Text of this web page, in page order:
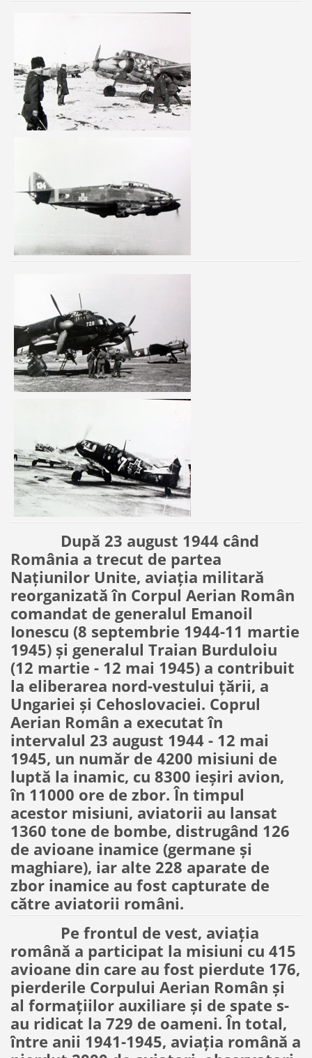
După 23 august 1944 când
România a trecut de partea
Naţiunilor Unite, aviaţia militară
reorganizată în Corpul Aerian Român
comandat de generalul Emanoil
Ionescu (8 septembrie 1944-11 martie
1945) şi generalul Traian Burduloiu
(12 martie - 12 mai 1945) a contribuit
la eliberarea nord-vestului ţării, a
Ungariei şi Cehoslovaciei. Coprul
Aerian Român a executat în
intervalul 23 august 1944 - 12 mai
1945, un număr de 4200 misiuni de
luptă la inamic, cu 8300 ieşiri avion,
în 11000 ore de zbor. În timpul
acestor misiuni, aviatorii au lansat
1360 tone de bombe, distrugând 126
de avioane inamice (germane şi
maghiare), iar alte 228 aparate de
zbor inamice au fost capturate de
către aviatorii români.
Pe frontul de vest, aviaţia
română a participat la misiuni cu 415
avioane din care au fost pierdute 176,
pierderile Corpului Aerian Român şi
al formaţiilor auxiliare şi de spate s-
au ridicat la 729 de oameni. În total,
între anii 1941-1945, aviaţia română a